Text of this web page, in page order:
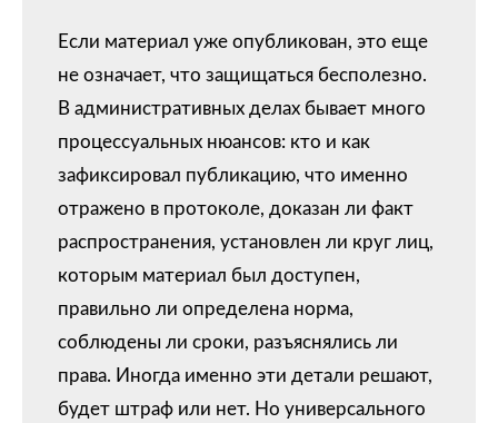
Если материал уже опубликован, это еще
не означает, что защищаться бесполезно.
В административных делах бывает много
процессуальных нюансов: кто и как
зафиксировал публикацию, что именно
отражено в протоколе, доказан ли факт
распространения, установлен ли круг лиц,
которым материал был доступен,
правильно ли определена норма,
соблюдены ли сроки, разъяснялись ли
права. Иногда именно эти детали решают,
будет штраф или нет. Но универсального